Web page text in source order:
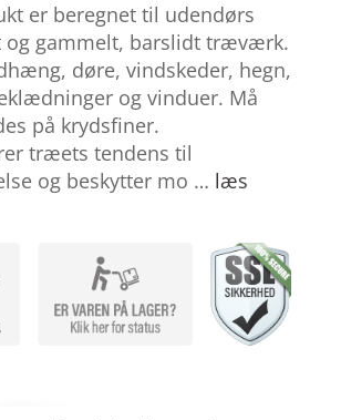
er beregnet til udendørs
og gammelt, barslidt træværk.
døre, vindskeder, hegn,
og vinduer. Må
på krydsfiner.
træets tendens til
og beskytter mo … læs